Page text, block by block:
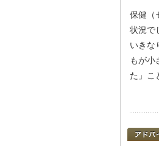
保健（
状況で
いきな
もが小
た」こ